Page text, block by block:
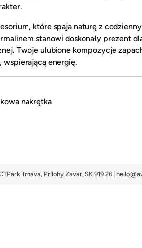
które spaja naturę z
stanowi doskonały prezent
Twoje ulubione kompozycje
wspierającą energię.
nakrętka